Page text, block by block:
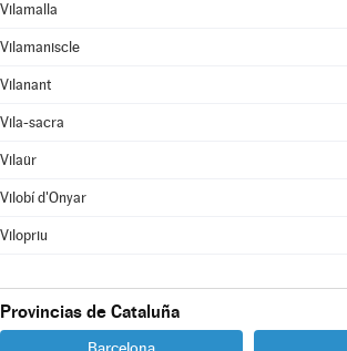
Vilamalla
Vilamaniscle
Vilanant
Vila-sacra
Vilaür
Vilobí d'Onyar
Vilopriu
Provincias de Cataluña